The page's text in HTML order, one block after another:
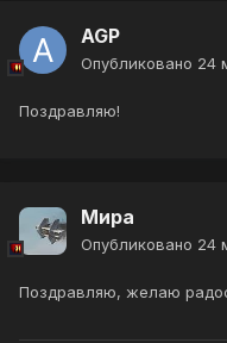
AGP
Опубликовано 24
Поздравляю!
Мира
Опубликовано 24
Поздравляю, желаю